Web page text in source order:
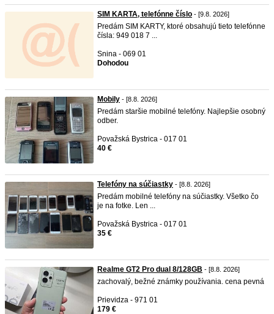
SIM KARTA, telefónne číslo - [9.8. 2026]
Predám SIM KARTY, ktoré obsahujú tieto telefónne
čísla: 949 018 7 ...
Snina - 069 01
Dohodou
Mobily - [8.8. 2026]
Predám staršie mobilné telefóny. Najlepšie osobný
odber.
Považská Bystrica - 017 01
40 €
Telefóny na súčiastky - [8.8. 2026]
Predám mobilné telefóny na súčiastky. Všetko čo
je na fotke. Len ...
Považská Bystrica - 017 01
35 €
Realme GT2 Pro dual 8/128GB - [8.8. 2026]
zachovalý, bežné známky používania. cena pevná
Prievidza - 971 01
179 €